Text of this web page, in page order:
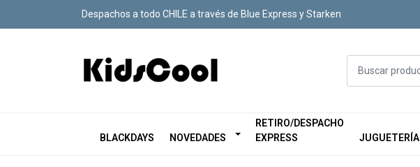
Despachos a todo CHILE a través de Blue Express y Starken
BLACKDAYS NOVEDADES
RETIRO/DESPACHO
EXPRESS
JUGUETERÍA